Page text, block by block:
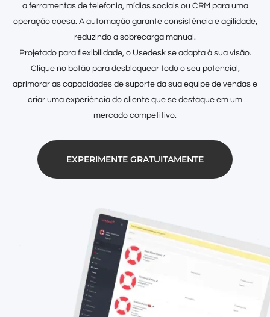
a ferramentas de telefonia, mídias sociais ou CRM para uma
operação coesa. A automação garante consistência e agilidade,
reduzindo a sobrecarga manual.
Projetado para flexibilidade, o Usedesk se adapta à sua visão.
Clique no botão para desbloquear todo o seu potencial,
aprimorar as capacidades de suporte da sua equipe de vendas e
criar uma experiência do cliente que se destaque em um
mercado competitivo.
EXPERIMENTE GRATUITAMENTE